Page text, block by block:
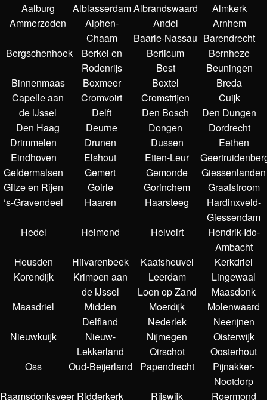
Aalburg AlblasserdamAlbrandswaard
Almkerk
Ammerzoden
Alphen-
Chaam
Andel
Arnhem
Baarle-Nassau Barendrecht
Bergschenhoek
Berkel en
Rodenrijs
Berlicum
Bernheze
Best
Beuningen
Binnenmaas
Boxmeer Boxtel
Breda
Capelle aan
de IJssel
Cromvoirt Cromstrijen
Cuijk
Delft
Den Bosch
Den Dungen
Den Haag
Deurne Dongen
Dordrecht
Drimmelen
Drunen Dussen
Eethen
Eindhoven
Elshout Etten-Leur
Geldermalsen
Gemert Gemonde
Giessenlanden
Gilze en Rijen
Goirle Gorinchem
Graafstroom
‘s-Gravendeel
Haaren Haarsteeg
Hardinxveld-
Giessendam
Hedel
Helmond Helvoirt
Hendrik-Ido-
Ambacht
Heusden
Hilvarenbeek Kaatsheuvel
Kerkdriel
Korendijk
Krimpen aan
de IJssel
Leerdam
Lingewaal
Loon op Zand
Maasdonk
Maasdriel
Midden
Delfland
Moerdijk
Molenwaard
Nederlek
Neerijnen
Nieuwkuijk
Nieuw-
Lekkerland
Nijmegen
Oisterwijk
Oirschot
Oosterhout
Oss
Oud-Beijerland Papendrecht
Pijnakker-
Nootdorp
Raamsdonksveer Ridderkerk Rijswijk Roermond